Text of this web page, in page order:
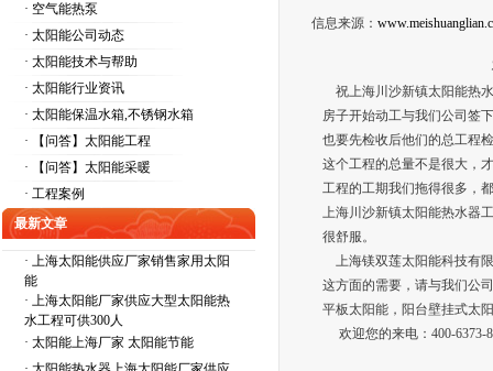
· 空气能热泵
· 太阳能公司动态
· 太阳能技术与帮助
· 太阳能行业资讯
· 太阳能保温水箱,不锈钢水箱
· 【问答】太阳能工程
· 【问答】太阳能采暖
· 工程案例
最新文章
· 上海太阳能供应厂家销售家用太阳
能
· 上海太阳能厂家供应大型太阳能热
水工程可供300人
· 太阳能上海厂家 太阳能节能
信息来源：
祝上海川沙新镇太阳能热
房子开始动工与我们公司签
也要先检收后他们的总工程
这个工程的总量不是很大，
工程的工期我们拖得很多，
上海川沙新镇太阳能热水器
很舒服。
上海镁双莲太阳能科技有
这方面的需要，请与我们公
平板太阳能，阳台壁挂式太
欢迎您的来电：400-6373-